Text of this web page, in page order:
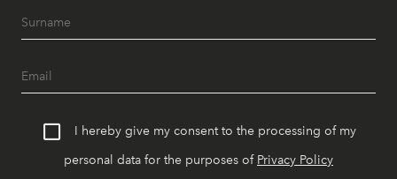
I hereby give my consent to the processing of my
personal data for the purposes of Privacy Policy